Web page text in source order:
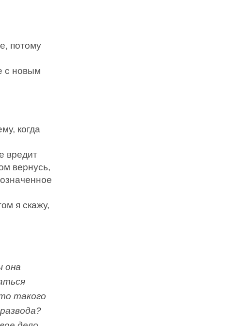
потому
с новым
когда
вредит
вернусь,
я скажу,
она
такого